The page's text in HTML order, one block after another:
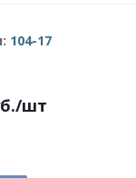
104-17
/шт